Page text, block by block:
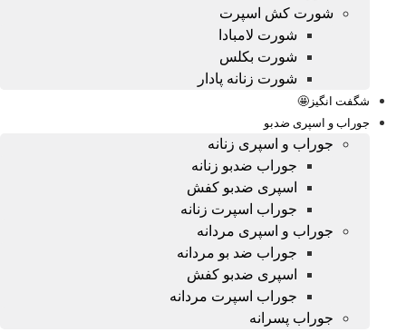
شورت کش اسپرت
شورت لامبادا
شورت بکلس
شورت زنانه پادار
شگفت انگیز🤩
جوراب و اسپری ضدبو
جوراب و اسپری زنانه
جوراب ضدبو زنانه
اسپری ضدبو کفش
جوراب اسپرت زنانه
جوراب و اسپری مردانه
جوراب ضد بو مردانه
اسپری ضدبو کفش
جوراب اسپرت مردانه
جوراب پسرانه